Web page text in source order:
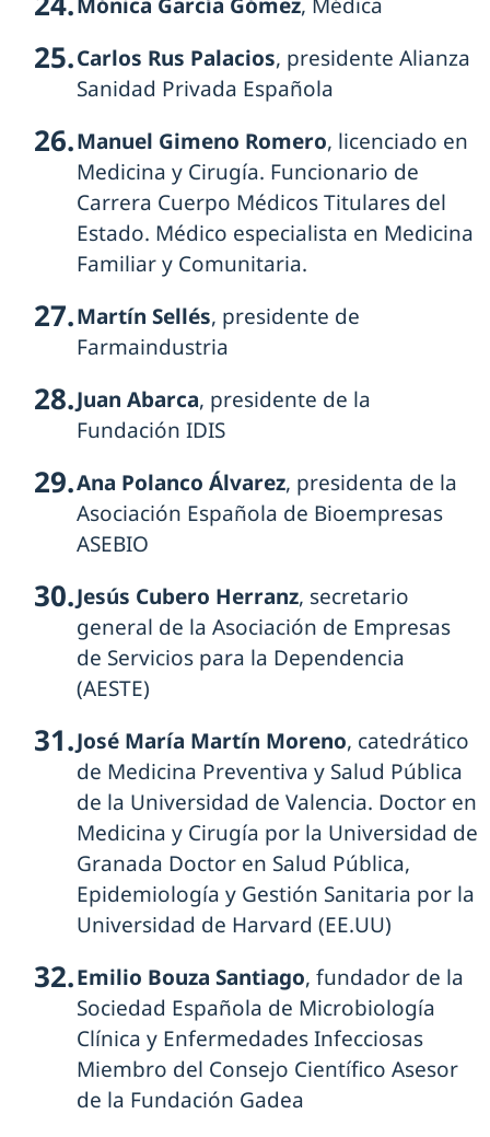
Carlos Rus Palacios, presidente Alianza
Sanidad Privada Española
Manuel Gimeno Romero, licenciado en
Medicina y Cirugía. Funcionario de
Carrera Cuerpo Médicos Titulares del
Estado. Médico especialista en Medicina
Familiar y Comunitaria.
Martín Sellés, presidente de
Farmaindustria
Juan Abarca, presidente de la
Fundación IDIS
Ana Polanco Álvarez, presidenta de la
Asociación Española de Bioempresas
ASEBIO
Jesús Cubero Herranz, secretario
general de la Asociación de Empresas
de Servicios para la Dependencia
(AESTE)
José María Martín Moreno, catedrático
de Medicina Preventiva y Salud Pública
de la Universidad de Valencia. Doctor en
Medicina y Cirugía por la Universidad de
Granada Doctor en Salud Pública,
Epidemiología y Gestión Sanitaria por la
Universidad de Harvard (EE.UU)
Emilio Bouza Santiago, fundador de la
Sociedad Española de Microbiología
Clínica y Enfermedades Infecciosas
Miembro del Consejo Científico Asesor
de la Fundación Gadea